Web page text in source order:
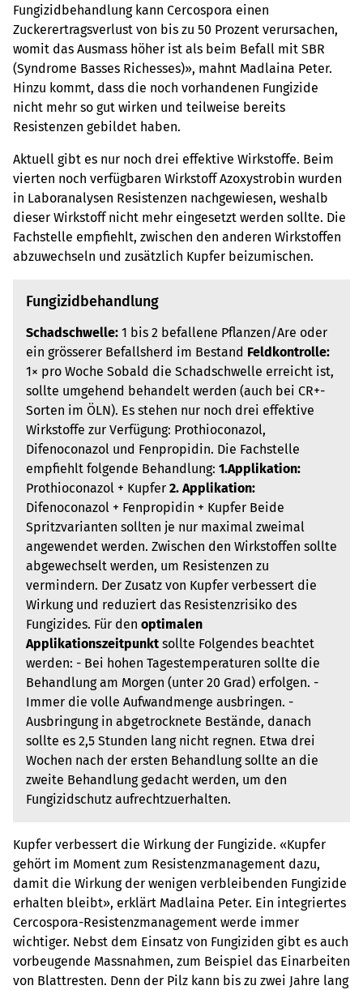
Fungizidbehandlung kann Cercospora einen
Zuckerertragsverlust von bis zu 50 Prozent verursachen,
womit das Ausmass höher ist als beim Befall mit SBR
(Syndrome Basses Richesses)», mahnt Madlaina Peter.
Hinzu kommt, dass die noch vorhandenen Fungizide
nicht mehr so gut wirken und teilweise bereits
Resistenzen gebildet haben.
Aktuell gibt es nur noch drei effektive Wirkstoffe. Beim
vierten noch verfügbaren Wirkstoff Azoxystrobin wurden
in Laboranalysen Resistenzen nachgewiesen, weshalb
dieser Wirkstoff nicht mehr eingesetzt werden sollte. Die
Fachstelle empfiehlt, zwischen den anderen Wirkstoffen
abzuwechseln und zusätzlich Kupfer beizumischen.
Fungizidbehandlung
Schadschwelle: 1 bis 2 befallene Pflanzen/Are oder
ein grösserer Befallsherd im Bestand Feldkontrolle:
1× pro Woche Sobald die Schadschwelle erreicht ist,
sollte umgehend behandelt werden (auch bei CR+-
Sorten im ÖLN). Es stehen nur noch drei effektive
Wirkstoffe zur Verfügung: Prothioconazol,
Difenoconazol und Fenpropidin. Die Fachstelle
empfiehlt folgende Behandlung: 1.Applikation:
Prothioconazol + Kupfer 2. Applikation:
Difenoconazol + Fenpropidin + Kupfer Beide
Spritzvarianten sollten je nur maximal zweimal
angewendet werden. Zwischen den Wirkstoffen sollte
abgewechselt werden, um Resistenzen zu
vermindern. Der Zusatz von Kupfer verbessert die
Wirkung und reduziert das Resistenzrisiko des
Fungizides. Für den optimalen
Applikationszeitpunkt sollte Folgendes beachtet
werden: - Bei hohen Tagestemperaturen sollte die
Behandlung am Morgen (unter 20 Grad) erfolgen. -
Immer die volle Aufwandmenge ausbringen. -
Ausbringung in abgetrocknete Bestände, danach
sollte es 2,5 Stunden lang nicht regnen. Etwa drei
Wochen nach der ersten Behandlung sollte an die
zweite Behandlung gedacht werden, um den
Fungizidschutz aufrechtzuerhalten.
Kupfer verbessert die Wirkung der Fungizide. «Kupfer
gehört im Moment zum Resistenzmanagement dazu,
damit die Wirkung der wenigen verbleibenden Fungizide
erhalten bleibt», erklärt Madlaina Peter. Ein integriertes
Cercospora-Resistenzmanagement werde immer
wichtiger. Nebst dem Einsatz von Fungiziden gibt es auch
vorbeugende Massnahmen, zum Beispiel das Einarbeiten
von Blattresten. Denn der Pilz kann bis zu zwei Jahre lang